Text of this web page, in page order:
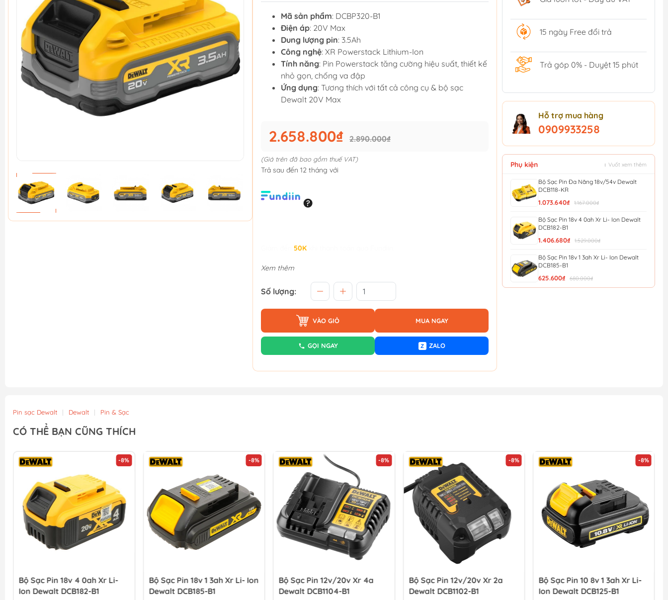
Mã sản phẩm: DCBP320-B1
Điện áp: 20V Max
Dung lượng pin: 3.5Ah
Công nghệ: XR Powerstack Lithium-Ion
Tính năng: Pin Powerstack tăng cường hiệu suất, thiết kế
nhỏ gọn, chống va đập
Ứng dụng: Tương thích với tất cả công cụ & bộ sạc
Dewalt 20V Max
2.658.800₫ 2.890.000₫
(Giá trên đã bao gồm thuế VAT)
Trả sau đến 12 tháng với
50K
Xem thêm
Số lượng:
VÀO GIỎ MUA NGAY
GỌI NGAY Z ZALO
15 ngày Free đổi trả
Trả góp 0% - Duyệt 15 phút
Hỗ trợ mua hàng
0909933258
Phụ kiện ↕ Vuốt xem thêm
Bộ Sạc Pin Đa Năng 18v/54v Dewalt
DCB118-KR
1.073.640₫ 1.167.000₫
Bộ Sạc Pin 18v 4 0ah Xr Li- Ion Dewalt
DCB182-B1
1.406.680₫ 1.529.000₫
Bộ Sạc Pin 18v 1 3ah Xr Li- Ion Dewalt
DCB185-B1
625.600₫ 680.000₫
Pin sạc Dewalt | Dewalt | Pin & Sạc
CÓ THỂ BẠN CŨNG THÍCH
-8%
Bộ Sạc Pin 18v 4 0ah Xr Li-
Ion Dewalt DCB182-B1
-8%
Bộ Sạc Pin 18v 1 3ah Xr Li- Ion
Dewalt DCB185-B1
-8%
Bộ Sạc Pin 12v/20v Xr 4a
Dewalt DCB1104-B1
-8%
Bộ Sạc Pin 12v/20v Xr 2a
Dewalt DCB1102-B1
-8%
Bộ Sạc Pin 10 8v 1 3ah Xr Li-
Ion Dewalt DCB125-B1